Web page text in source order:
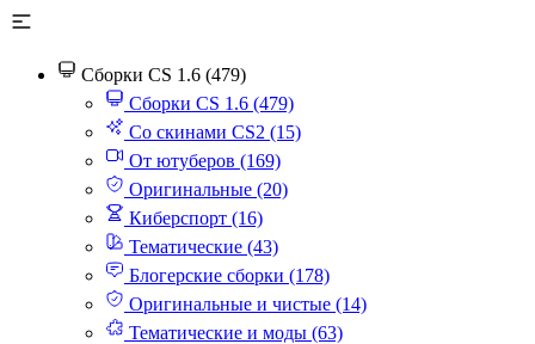
Сборки CS 1.6 (479)
Сборки CS 1.6 (479)
Со скинами CS2 (15)
От ютуберов (169)
Оригинальные (20)
Киберспорт (16)
Тематические (43)
Блогерские сборки (178)
Оригинальные и чистые (14)
Тематические и моды (63)